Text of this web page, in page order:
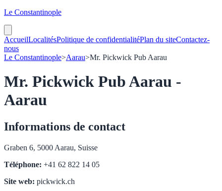
Le Constantinople
AccueilLocalitésPolitique de confidentialitéPlan du siteContactez-
nous
Le Constantinople>Aarau>Mr. Pickwick Pub Aarau
Mr. Pickwick Pub Aarau -
Aarau
Informations de contact
Graben 6, 5000 Aarau, Suisse
Téléphone: +41 62 822 14 05
Site web: pickwick.ch